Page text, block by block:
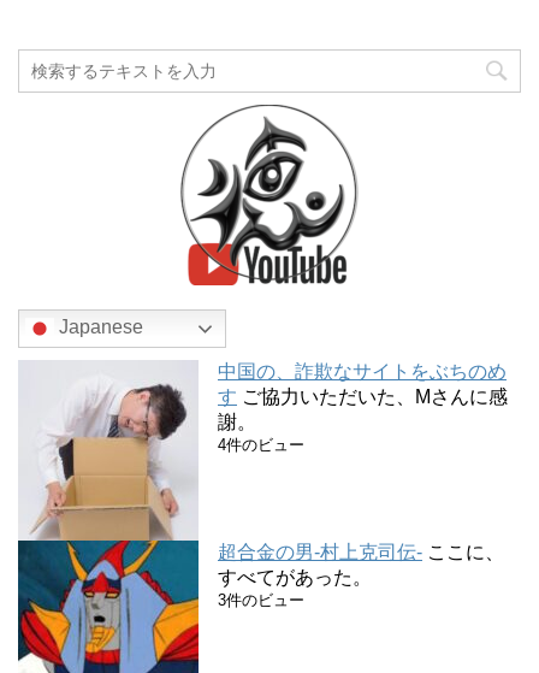
Japanese
中国の、詐欺なサイトをぶちのめ
す ご協力いただいた、Mさんに感
謝。
4件のビュー
超合金の男-村上克司伝- ここに、
すべてがあった。
3件のビュー